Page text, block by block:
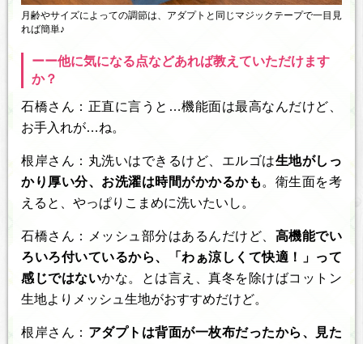
月齢やサイズによっての調節は、アダプトと同じマジックテープで一目見
れば簡単♪
ーー他に気になる点などあれば教えていただけます
か？
石橋さん：正直に言うと…機能面は最高なんだけど、
お手入れが…ね。
根岸さん：丸洗いはできるけど、エルゴは生地がしっ
かり厚い分、お洗濯は時間がかかるかも。衛生面を考
えると、やっぱりこまめに洗いたいし。
石橋さん：メッシュ部分はあるんだけど、 高機能でい
ろいろ付いているから、「わぁ涼しくて快適！」って
感じではないかな。とは言え、真冬を除けばコットン
生地よりメッシュ生地がおすすめだけど。
根岸さん： アダプトは背面が一枚布だったから、見た